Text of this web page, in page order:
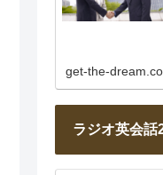
get-the-
ラジオ英会話